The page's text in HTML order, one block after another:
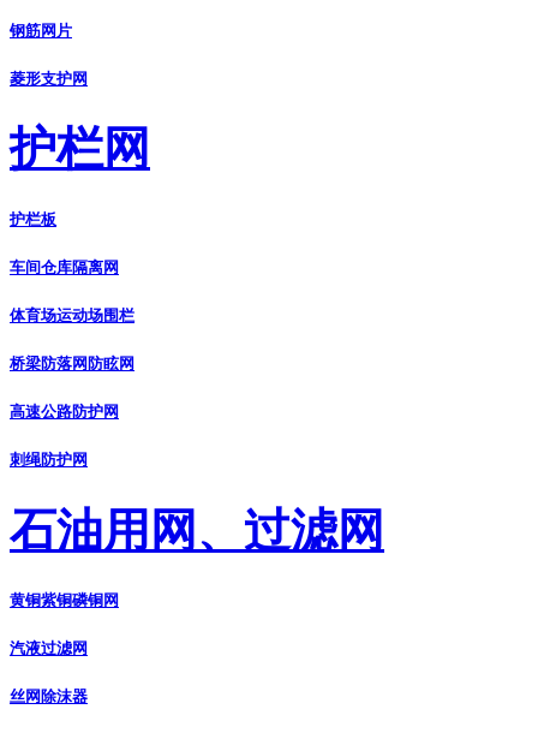
钢筋网片
菱形支护网
护栏网
护栏板
车间仓库隔离网
体育场运动场围栏
桥梁防落网防眩网
高速公路防护网
刺绳防护网
石油用网、过滤网
黄铜紫铜磷铜网
汽液过滤网
丝网除沫器